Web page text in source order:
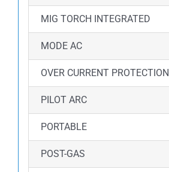
MIG TORCH INTEGRATED
MODE AC
OVER CURRENT PROTECTION
PILOT ARC
PORTABLE
POST-GAS